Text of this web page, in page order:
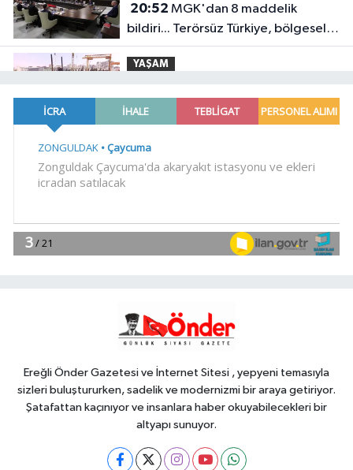
20:52
bildiri... Terörsüz Türkiye, bölgesel
güvenlik ve Gazze mesajı
YAŞAM
gemi
18:52Türk Tarih Kurumu'ndan tarihi
18:48 .
Ereğli Önder Gazetesi ve İnternet Sitesi , yepyeni temasıyla
sizleri buluştururken, sadelik ve modernizmi bir araya getiriyor.
Şatafattan kaçınıyor ve insanlara haber okuyabilecekleri bir
altyapı sunuyor.